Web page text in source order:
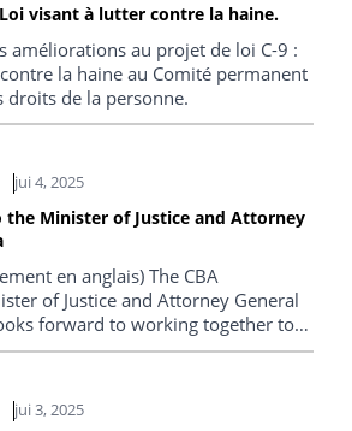
visant à lutter contre la haine.
améliorations au projet de loi C-9 :
la haine au Comité permanent
droits de la personne.
jui 4, 2025
Minister of Justice and Attorney
en anglais) The CBA
of Justice and Attorney General
forward to working together to
law, support judicial independence
jui 3, 2025